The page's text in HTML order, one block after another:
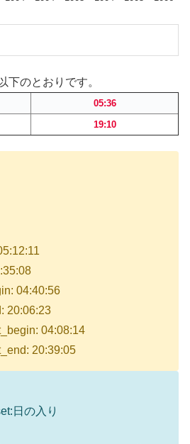
下のとおりです。
05:36
19:10
04:40:56
20:06:23
04:08:14
20:39:05
日の入り